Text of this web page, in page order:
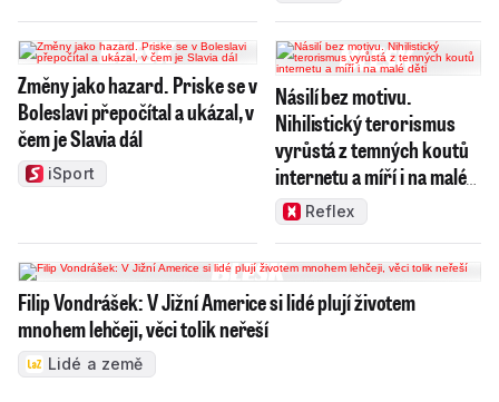
Změny jako hazard. Priske se v
Boleslavi přepočítal a ukázal, v
čem je Slavia dál
iSport
Násilí bez motivu.
Nihilistický terorismus
vyrůstá z temných koutů
internetu a míří i na malé
dětiReflex
Filip Vondrášek: V Jižní Americe si lidé plují životem
mnohem lehčeji, věci tolik neřeší
Lidé a země